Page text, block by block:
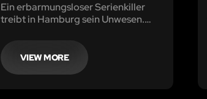
Ein erbarmungsloser Serienkiller
treibt in Hamburg sein Unwesen.
Mörder, den man den
Seelensammler nennt. Doch jetzt ist
er zurück und er will spielen!
VIEW MORE